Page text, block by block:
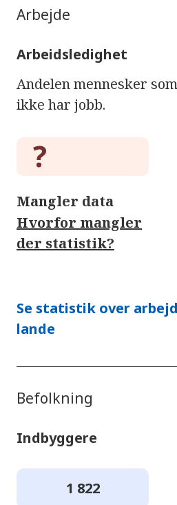
Arbejde
Arbeidsledighet
Andelen mennesker som
ikke har jobb.
Mangler data
Hvorfor mangler
der statistik?
Se statistik over
lande
Befolkning
Indbyggere
1 822